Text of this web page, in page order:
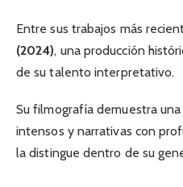
Entre sus trabajos más
(2024), una producción
de su talento interpretativo.
Su filmografía demuestra
intensos y narrativas con
la distingue dentro de su